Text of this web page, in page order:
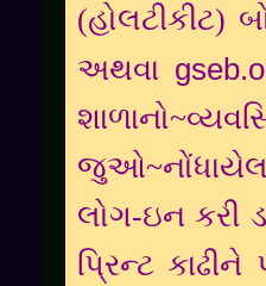
(હોલટીકીટ)
અથવા
લોગ-ઇન કરી
પ્રિન્ટ કાઢીને